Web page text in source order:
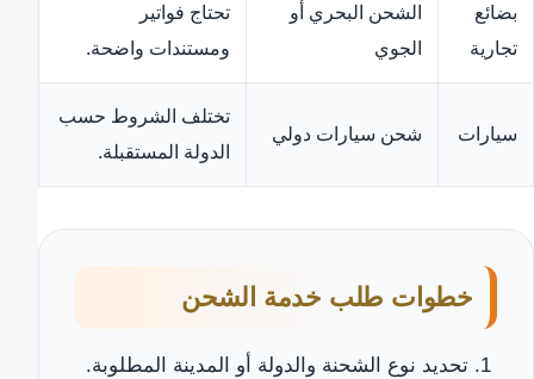
بضائع
تجارية
الشحن البحري أو
الجوي
تحتاج فواتير
ومستندات واضحة.
سيارات شحن سيارات دولي
تختلف الشروط حسب
الدولة المستقبلة.
خطوات طلب خدمة الشحن
تحديد نوع الشحنة والدولة أو المدينة المطلوبة.